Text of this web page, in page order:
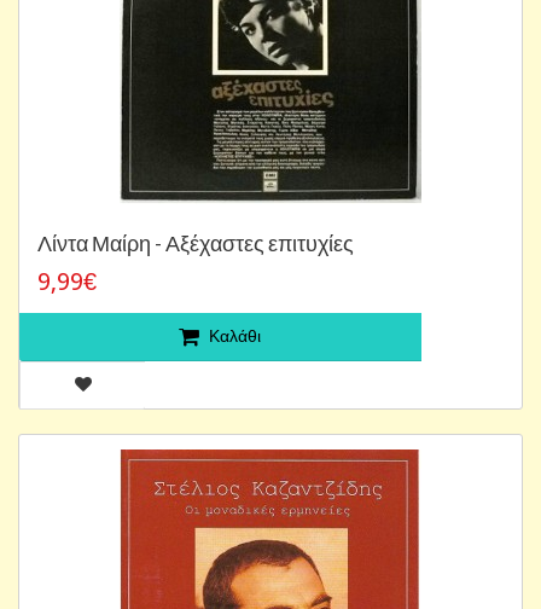
Λίντα Μαίρη - Αξέχαστες επιτυχίες
9,99€
Καλάθι